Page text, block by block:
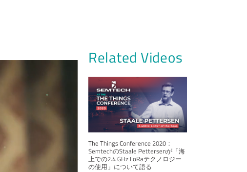
Related Videos
The Things Conference 2020：
SemtechのStaale Pettersenが「海
上での2.4 GHz LoRaテクノロジー
の使用」について語る